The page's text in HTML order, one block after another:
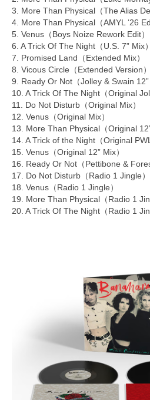
3. More Than Physical（The Alias
4. More Than Physical（AMYL ‘26
5. Venus（Boys Noize Rework Edit）
6. A Trick Of The Night（U.S. 7” Mix）
7. Promised Land（Extended Mix）
8. Vicous Circle（Extended Version）
9. Ready Or Not（Jolley & Swain 12”
10. A Trick Of The Night（Original
11. Do Not Disturb（Original Mix）
12. Venus（Original Mix）
13. More Than Physical（Original 12”
14. A Trick of the Night（Original
15. Venus（Original 12” Mix）
16. Ready Or Not（Pettibone &
17. Do Not Disturb（Radio 1 Jingle）
18. Venus（Radio 1 Jingle）
19. More Than Physical（Radio 1
20. A Trick Of The Night（Radio 1